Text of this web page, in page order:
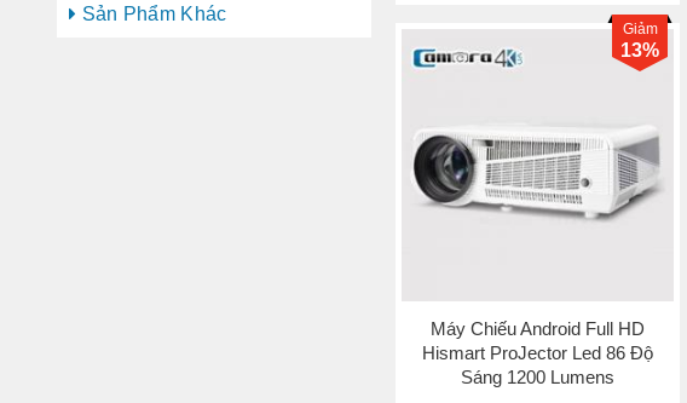
Sản Phẩm Khác
Giảm
13%
Máy Chiếu Android Full HD
Hismart ProJector Led 86 Độ
Sáng 1200 Lumens